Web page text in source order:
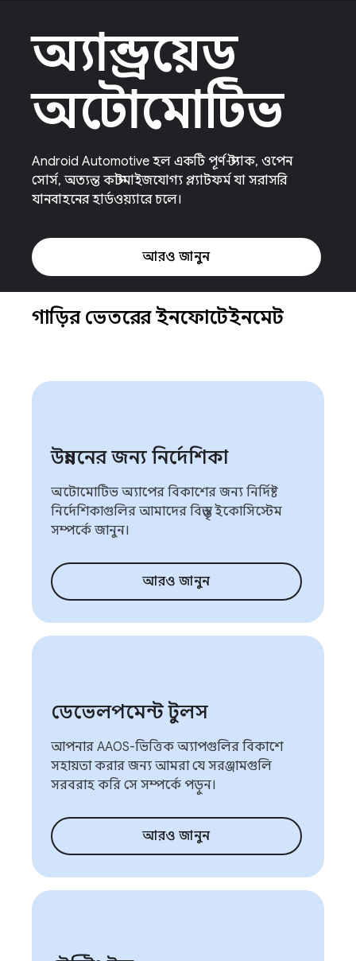
অ্যান্ড্রয়েড
অটোমোটিভ
Android Automotive হল একটি পূর্ণ-স্ট্যাক, ওপেন
সোর্স, অত্যন্ত কাস্টমাইজযোগ্য প্ল্যাটফর্ম যা সরাসরি
যানবাহনের হার্ডওয়্যারে চলে।
আরও জানুন
গাড়ির ভেতরের ইনফোটেইনমেন্ট
উন্নয়নের জন্য নির্দেশিকা
অটোমোটিভ অ্যাপের বিকাশের জন্য নির্দিষ্ট
নির্দেশিকাগুলির আমাদের বিস্তৃত ইকোসিস্টেম
সম্পর্কে জানুন।
আরও জানুন
ডেভেলপমেন্ট টুলস
আপনার AAOS-ভিত্তিক অ্যাপগুলির বিকাশে
সহায়তা করার জন্য আমরা যে সরঞ্জামগুলি
সরবরাহ করি সে সম্পর্কে পড়ুন।
আরও জানুন